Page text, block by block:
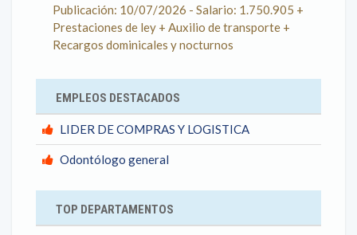
Publicación: 10/07/2026 - Salario: 1.750.905 +
Prestaciones de ley + Auxilio de transporte +
Recargos dominicales y nocturnos
EMPLEOS DESTACADOS
LIDER DE COMPRAS Y LOGISTICA
Odontólogo general
TOP DEPARTAMENTOS